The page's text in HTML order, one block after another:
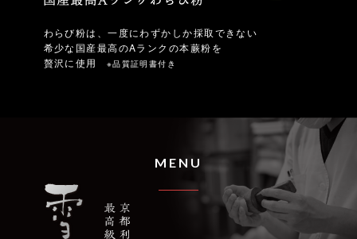
わらび粉は、一度にわずかしか採取できない
希少な国産最高のAランクの本蕨粉を
贅沢に使用
※品質証明書付き
MENU